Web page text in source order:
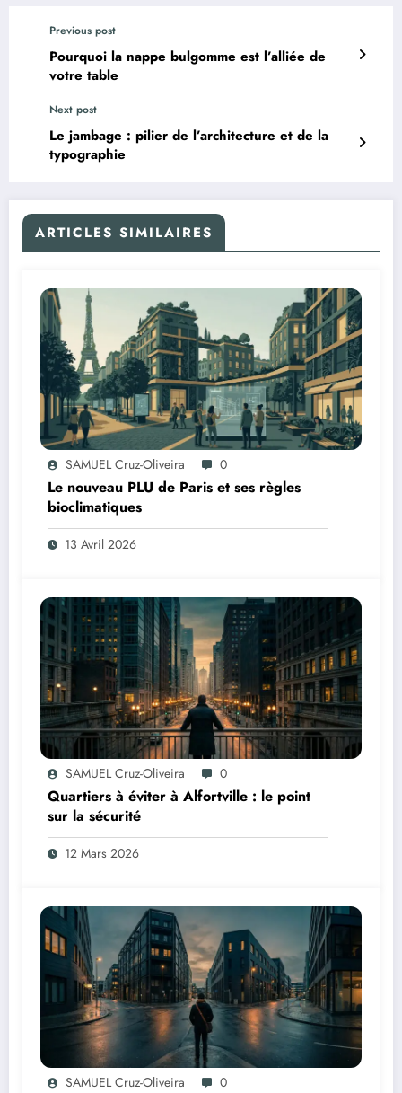
Previous post
Pourquoi la nappe bulgomme est l’alliée de
votre table
Next post
Le jambage : pilier de l’architecture et de la
typographie
ARTICLES SIMILAIRES
SAMUEL Cruz-Oliveira 0
Le nouveau PLU de Paris et ses règles
bioclimatiques
13 Avril 2026
SAMUEL Cruz-Oliveira 0
Quartiers à éviter à Alfortville : le point
sur la sécurité
12 Mars 2026
SAMUEL Cruz-Oliveira 0